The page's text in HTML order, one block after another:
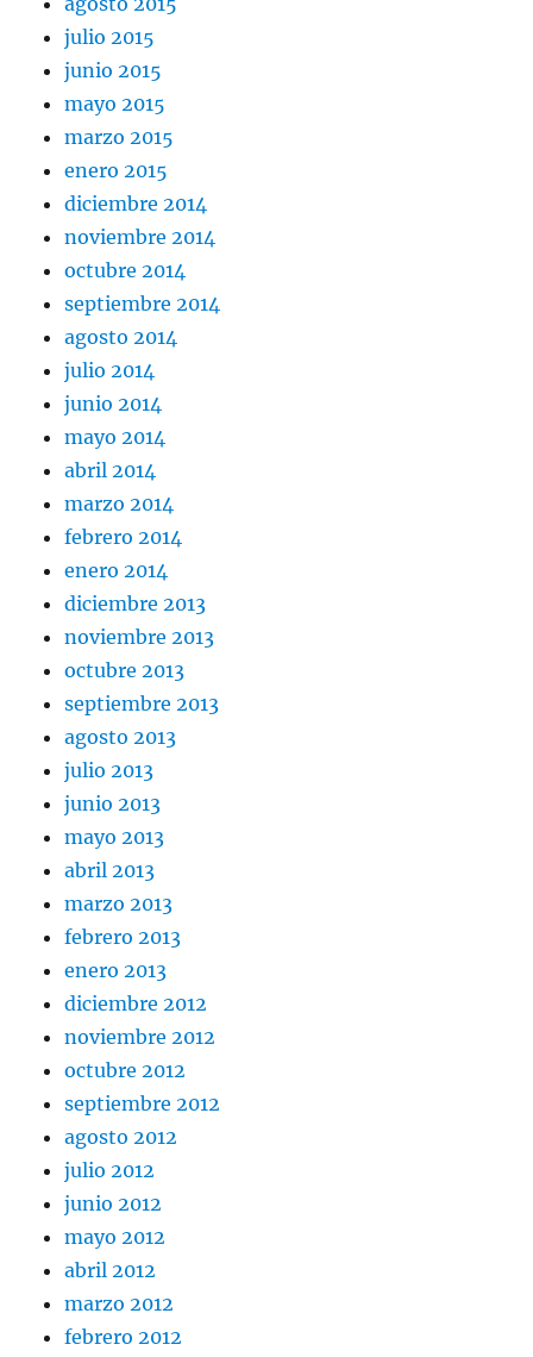
julio 2015
junio 2015
mayo 2015
marzo 2015
enero 2015
diciembre 2014
noviembre 2014
octubre 2014
septiembre 2014
agosto 2014
julio 2014
junio 2014
mayo 2014
abril 2014
marzo 2014
febrero 2014
enero 2014
diciembre 2013
noviembre 2013
octubre 2013
septiembre 2013
agosto 2013
julio 2013
junio 2013
mayo 2013
abril 2013
marzo 2013
febrero 2013
enero 2013
diciembre 2012
noviembre 2012
octubre 2012
septiembre 2012
agosto 2012
julio 2012
junio 2012
mayo 2012
abril 2012
marzo 2012
febrero 2012